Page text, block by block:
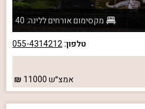
מקסימום אורחים ללינה: 40
טלפון:055-4314212
אמצ״ש11000